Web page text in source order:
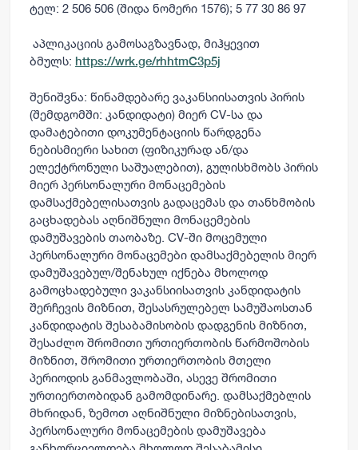
ტელ: 2 506 506 (შიდა ნომერი 1576); 5 77 30 86 97
აპლიკაციის გამოსაგზავნად, მიჰყევით
ბმულს: https://wrk.ge/rhhtmC3p5j
შენიშვნა: წინამდებარე ვაკანსიისათვის პირის
(შემდგომში: კანდიდატი) მიერ CV-სა და
დამატებითი დოკუმენტაციის წარდგენა
ნებისმიერი სახით (ფიზიკურად ან/და
ელექტრონული საშუალებით), გულისხმობს პირის
მიერ პერსონალური მონაცემების
დამსაქმებელისათვის გადაცემას და თანხმობის
გაცხადებას აღნიშნული მონაცემების
დამუშავების თაობაზე. CV-ში მოცემული
პერსონალური მონაცემები დამსაქმებელის მიერ
დამუშავებულ/შენახულ იქნება მხოლოდ
გამოცხადებული ვაკანსიისათვის კანდიდატის
შერჩევის მიზნით, შესასრულებელ სამუშაოსთან
კანდიდატის შესაბამისობის დადგენის მიზნით,
შესაძლო შრომითი ურთიერთობის წარმოშობის
მიზნით, შრომითი ურთიერთობის მთელი
პერიოდის განმავლობაში, ასევე შრომითი
ურთიერთობიდან გამომდინარე. დამსაქმებლის
მხრიდან, ზემოთ აღნიშნული მიზნებისათვის,
პერსონალური მონაცემების დამუშავება